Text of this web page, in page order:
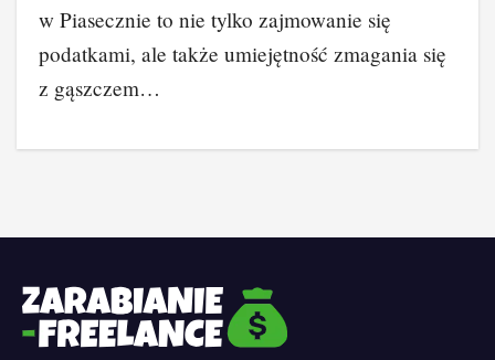
w Piasecznie to nie tylko zajmowanie się
podatkami, ale także umiejętność zmagania się
z gąszczem…